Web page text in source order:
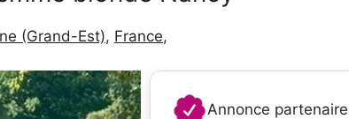
(Grand-Est), France,
Annonce partenaire